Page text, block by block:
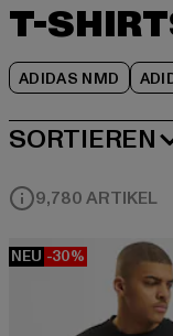
T-
ADIDAS NMD
SORTIEREN
9,780 ARTIKEL
NEU -30%